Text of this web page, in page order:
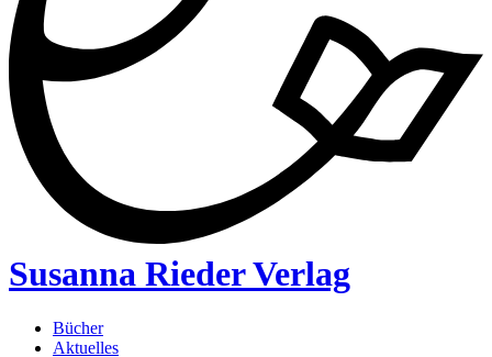
Susanna Rieder Verlag
Bücher
Aktuelles